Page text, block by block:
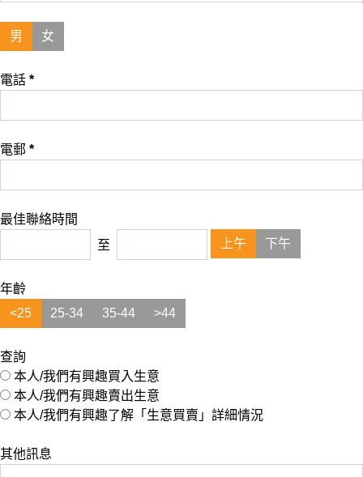
男 女
電話 *
電郵 *
最佳聯絡時間
至
上午 下午
年齡
<25
25-34 35-44 >44
查詢
本人/我們有興趣買入生意
本人/我們有興趣賣出生意
本人/我們有興趣了解「生意買賣」詳細情況
其他訊息